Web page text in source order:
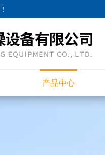
！
产品中心